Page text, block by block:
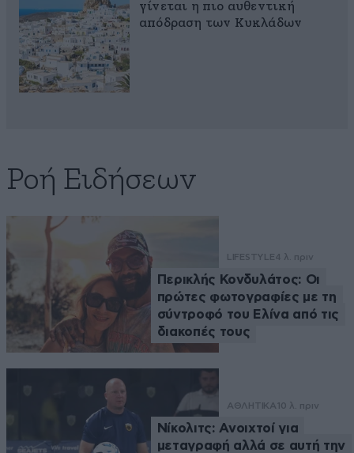
γίνεται η πιο αυθεντική
απόδραση των Κυκλάδων
Ροή Ειδήσεων
LIFESTYLE4 λ. πριν
Περικλής Κονδυλάτος: Οι
πρώτες φωτογραφίες με τη
σύντροφό του Ελίνα από τις
διακοπές τους
ΑΘΛΗΤΙΚΑ 10 λ. πριν
Νίκολιτς: Ανοιχτοί για
μεταγραφή αλλά σε αυτή την